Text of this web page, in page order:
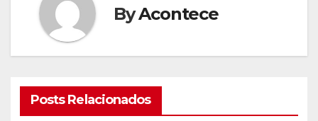
ByAcontece
Posts Relacionados